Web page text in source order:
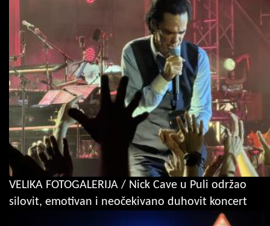
VELIKA FOTOGALERIJA / Nick Cave u Puli održao
silovit, emotivan i neočekivano duhovit koncert